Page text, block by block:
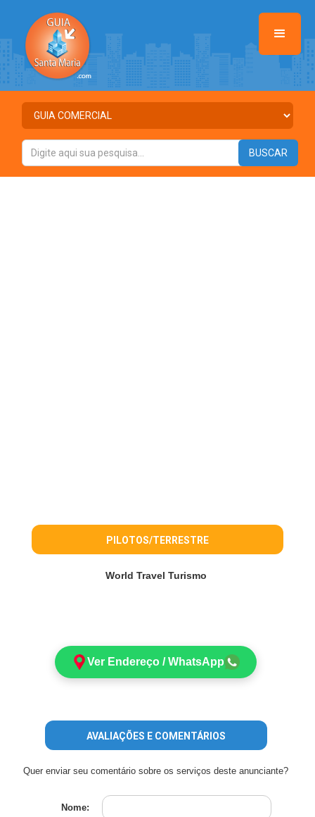
PILOTOS/TERRESTRE
World Travel Turismo
Ver Endereço / WhatsApp
AVALIAÇÕES E COMENTÁRIOS
Quer enviar seu comentário sobre os serviços deste anunciante?
Nome: